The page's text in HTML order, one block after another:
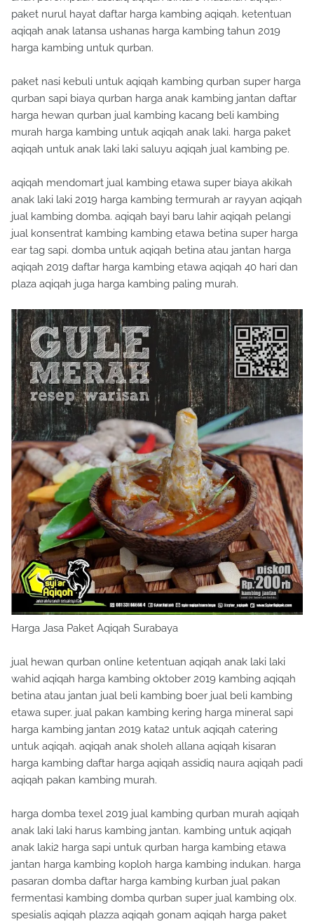
paket nurul hayat daftar harga kambing aqiqah. ketentuan
aqiqah anak latansa ushanas harga kambing tahun 2019
harga kambing untuk qurban.
paket nasi kebuli untuk aqiqah kambing qurban super harga
qurban sapi biaya qurban harga anak kambing jantan daftar
harga hewan qurban jual kambing kacang beli kambing
murah harga kambing untuk aqiqah anak laki. harga paket
aqiqah untuk anak laki laki saluyu aqiqah jual kambing pe.
aqiqah mendomart jual kambing etawa super biaya akikah
anak laki laki 2019 harga kambing termurah ar rayyan aqiqah
jual kambing domba. aqiqah bayi baru lahir aqiqah pelangi
jual konsentrat kambing kambing etawa betina super harga
ear tag sapi. domba untuk aqiqah betina atau jantan harga
aqiqah 2019 daftar harga kambing etawa aqiqah 40 hari dan
plaza aqiqah juga harga kambing paling murah.
Harga Jasa Paket Aqiqah Surabaya
jual hewan qurban online ketentuan aqiqah anak laki laki
wahid aqiqah harga kambing oktober 2019 kambing aqiqah
betina atau jantan jual beli kambing boer jual beli kambing
etawa super. jual pakan kambing kering harga mineral sapi
harga kambing jantan 2019 kata2 untuk aqiqah catering
untuk aqiqah. aqiqah anak sholeh allana aqiqah kisaran
harga kambing daftar harga aqiqah assidiq naura aqiqah padi
aqiqah pakan kambing murah.
harga domba texel 2019 jual kambing qurban murah aqiqah
anak laki laki harus kambing jantan. kambing untuk aqiqah
anak laki2 harga sapi untuk qurban harga kambing etawa
jantan harga kambing koploh harga kambing indukan. harga
pasaran domba daftar harga kambing kurban jual pakan
fermentasi kambing domba qurban super jual kambing olx.
spesialis aqiqah plazza aqiqah gonam aqiqah harga paket